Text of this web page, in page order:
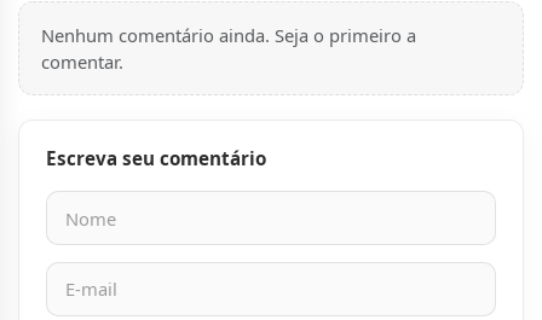
Nenhum comentário ainda. Seja o primeiro a
comentar.
Escreva seu comentário
Nome
E-mail